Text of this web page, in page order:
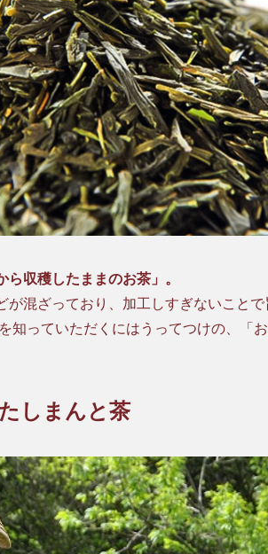
ら収穫したままのお茶」。
が混ざっており、加工しすぎないこと
しまんと茶